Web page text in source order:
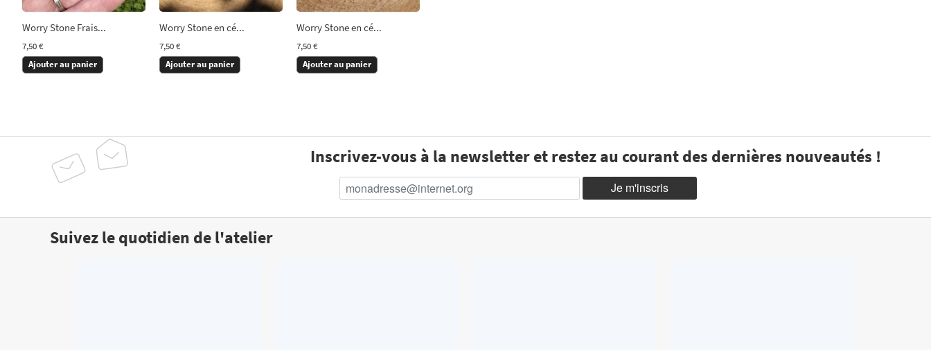
Worry Stone Frais...
7,50 €
Ajouter au panier
Worry Stone en cé...
7,50 €
Ajouter au panier
Worry Stone en cé...
7,50 €
Ajouter au panier
Inscrivez-vous à la newsletter et restez au courant des dernières nouveautés !
Suivez le quotidien de l'atelier